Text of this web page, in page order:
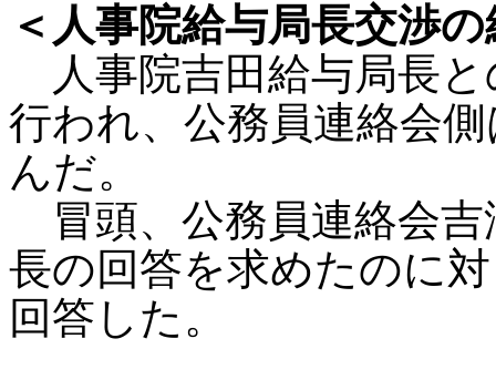
＜人事院給与局長交渉
人事院吉田給与局長と
行われ、公務員連絡会
んだ。
冒頭、公務員連絡会吉
長の回答を求めたのに
回答した。